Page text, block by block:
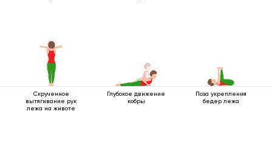
Скрученное
вытягивание рук
лежа на животе
Глубокое движение
кобры
Поза укрепления
бедер лежа